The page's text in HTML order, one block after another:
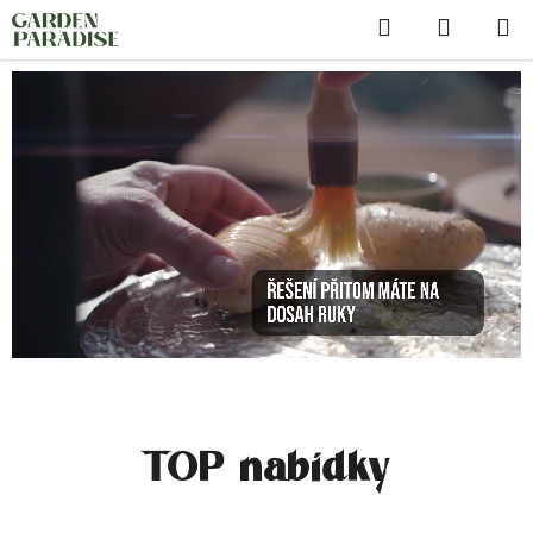
Přejít
na
obsah
Hledat
TOP nabídky